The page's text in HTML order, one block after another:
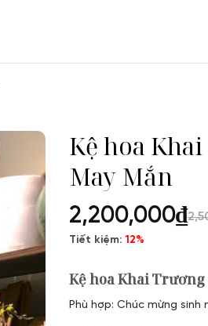
Kệ hoa
May Mắn
2,200,000₫
Tiết kiệm:12%
Kệ hoa Khai
Phù hợp: Chúc mừng sinh